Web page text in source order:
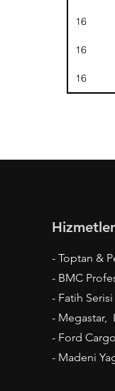
16
16
16
- Toptan &
- BMC
- Fatih Serisi
- Megastar,
- Ford
- Madeni